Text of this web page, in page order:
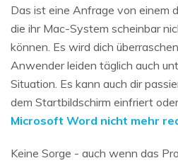
Das ist eine Anfrage von einem
die ihr Mac-System scheinbar
können. Es wird dich
Anwender leiden täglich auch
Situation. Es kann auch dir
dem Startbildschirm einfriert
Microsoft Word nicht mehr
Keine Sorge - auch wenn das